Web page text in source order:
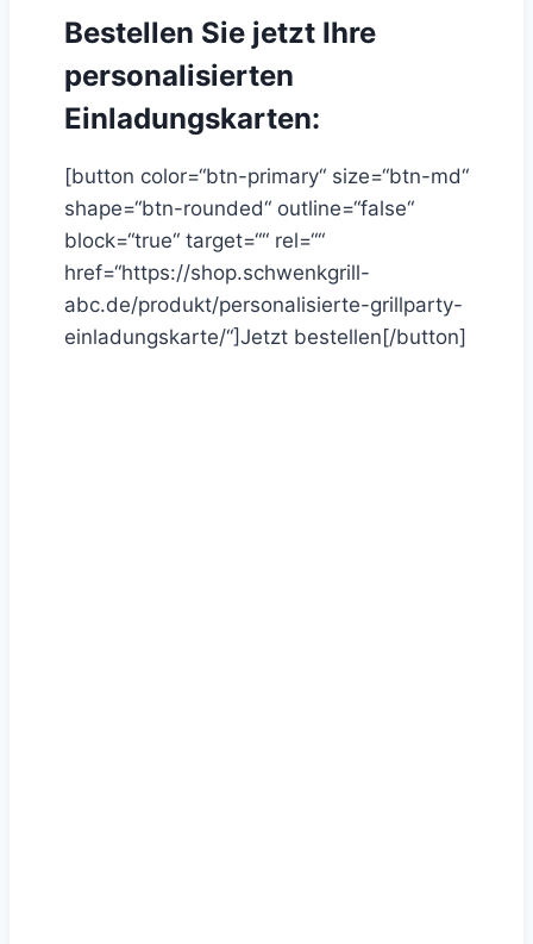
Bestellen Sie jetzt Ihre
personalisierten
Einladungskarten:
[button color=“btn-primary“ size=“btn-md“
shape=“btn-rounded“ outline=“false“
block=“true“ target=““ rel=““
href=“https://shop.schwenkgrill-
abc.de/produkt/personalisierte-grillparty-
einladungskarte/“]Jetzt bestellen[/button]